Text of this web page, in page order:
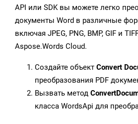
API или SDK вы можете легко
документы Word в различные
включая JPEG, PNG, BMP, GIF и
Aspose.Words Cloud.
Создайте объект Convert
преобразования PDF
Вызвать метод
класса WordsApi для